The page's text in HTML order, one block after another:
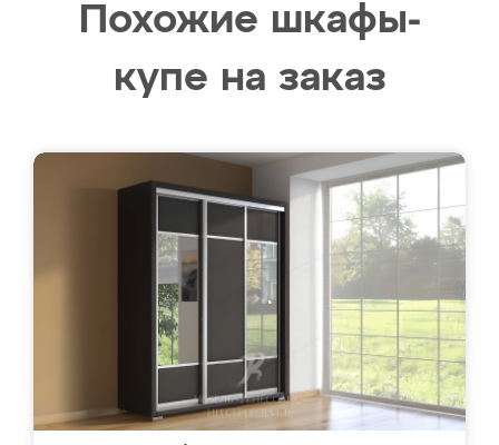
Похожие шкафы-
купе на заказ